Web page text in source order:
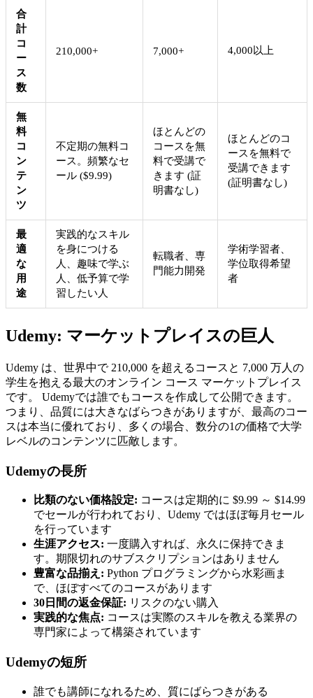
合
計
コ
ー
ス
数
210,000+ 7,000+ 4,000以上
無
料
コ
ン
テ
ン
ツ
不定期の無料コ
ース。頻繁なセ
ール ($9.99)
ほとんどの
コースを無
料で受講で
きます (証
明書なし)
ほとんどのコ
ースを無料で
受講できます
(証明書なし)
最
適
な
用
途
実践的なスキル
を身につける
人、趣味で学ぶ
人、低予算で学
習したい人
転職者、専
門能力開発
学術学習者、
学位取得希望
者
Udemy: マーケットプレイスの巨人
Udemy は、世界中で 210,000 を超えるコースと 7,000 万人の
学生を抱える最大のオンライン コース マーケットプレイス
です。 Udemyでは誰でもコースを作成して公開できます。
つまり、品質には大きなばらつきがありますが、最高のコー
スは本当に優れており、多くの場合、数分の1の価格で大学
レベルのコンテンツに匹敵します。
Udemyの長所
比類のない価格設定: コースは定期的に $9.99 ～ $14.99
でセールが行われており、Udemy ではほぼ毎月セール
を行っています
生涯アクセス: 一度購入すれば、永久に保持できま
す。期限切れのサブスクリプションはありません
豊富な品揃え: Python プログラミングから水彩画ま
で、ほぼすべてのコースがあります
30日間の返金保証: リスクのない購入
実践的な焦点: コースは実際のスキルを教える業界の
専門家によって構築されています
Udemyの短所
誰でも講師になれるため、質にばらつきがある